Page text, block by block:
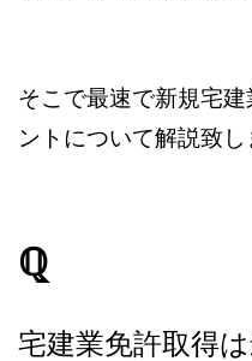
そこで最速で新規宅
ントについて解説致し
ℚ
宅建業免許取得